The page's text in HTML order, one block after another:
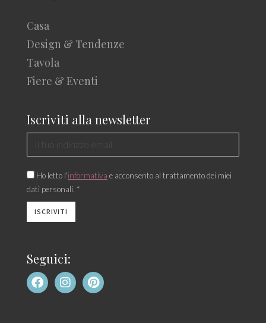
Casa
Design & Tendenze
Tavola
Fiere & Eventi
Iscriviti alla newsletter
Ho letto l'informativa e acconsento al trattamento dei miei
dati personali. *
Seguici: